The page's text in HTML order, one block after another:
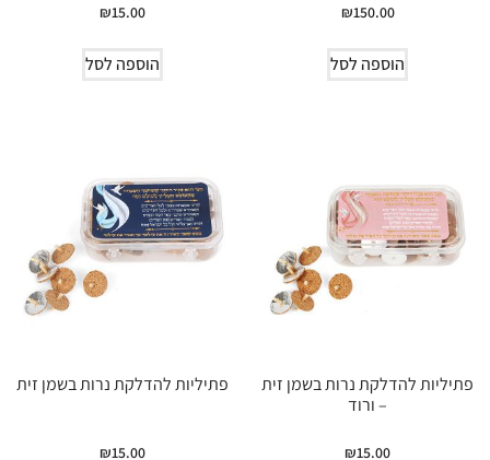
₪150.00
הוספה לסל
₪15.00
הוספה לסל
פתיליות להדלקת נרות בשמן זית
– ורוד
₪15.00
פתיליות להדלקת נרות בשמן זית
₪15.00